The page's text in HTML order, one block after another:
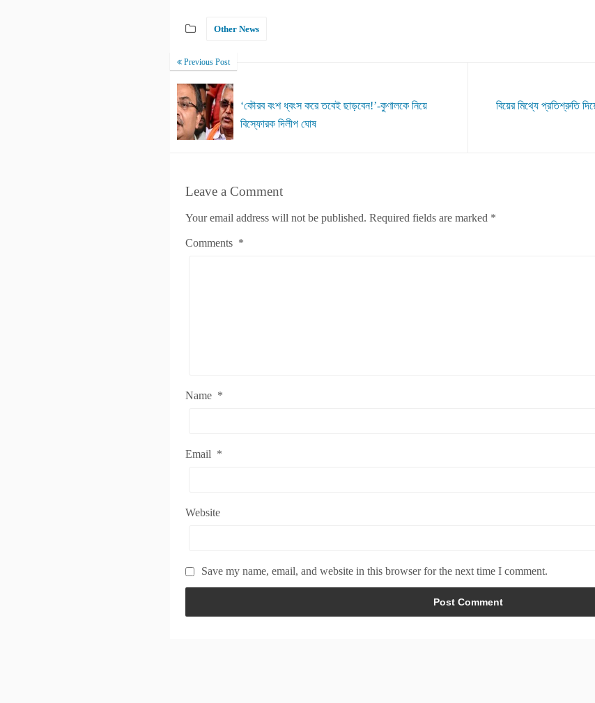
Other News
Previous Post
‘কৌরব বংশ ধ্বংস করে তবেই ছাড়বেন!’-কুণালকে নিয়ে
বিস্ফোরক দিলীপ ঘোষ
বিয়ের মিথ্যে প্রতিশ্রুতি
Leave a Comment
Your email address will not be published. Required fields are marked *
Comments *
Name *
Email *
Website
Save my name, email, and website in this browser for the next time I comment.